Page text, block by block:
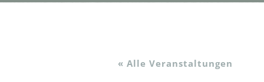
SANFTES YOGA AUF
« Alle Veranstaltungen